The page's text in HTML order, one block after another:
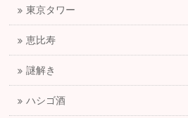
東京タワー
恵比寿
謎解き
ハシゴ酒